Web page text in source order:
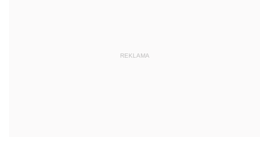
REKLAMA